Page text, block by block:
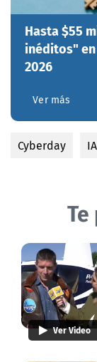
Hasta $55
inéditos"
2026
Ver más
Cyberday IA
Ver Video